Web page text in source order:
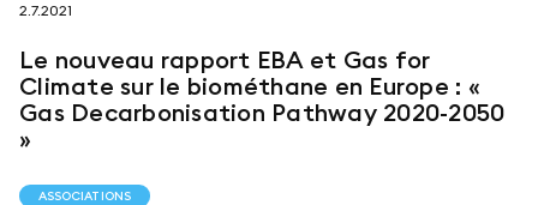
suivez-nous sur
2.7.2021
Le nouveau rapport EBA et Gas for
Climate sur le biométhane en Europe : «
Gas Decarbonisation Pathway 2020-2050
»
ASSOCIATIONS